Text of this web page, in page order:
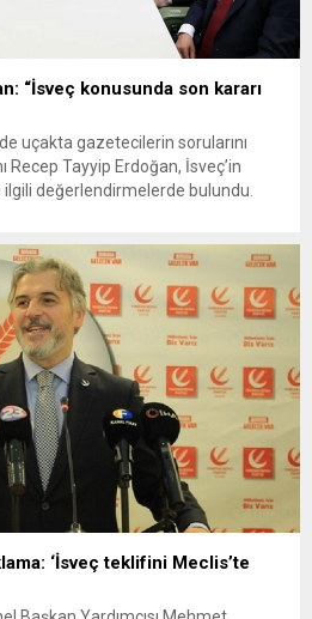
“İsveç konusunda son kararı
uçakta gazetecilerin sorularını
Recep Tayyip Erdoğan, İsveç’in
ilgili değerlendirmelerde bulundu.
ziyareti dönüşünde uçakta
gündeme ilişkin açıklamalarda
İsveç kararı sonrası Türk...
‘İsveç teklifini Meclis’te